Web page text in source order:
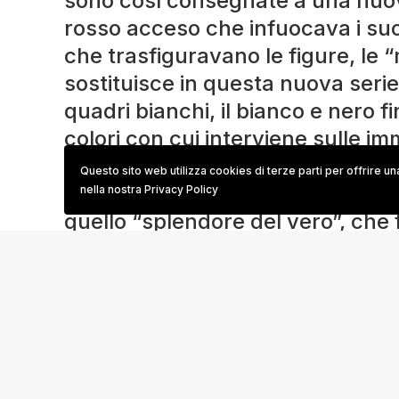
rosso acceso che infuocava i
che trasfiguravano le figure, le
sostituisce in questa nuova
quadri bianchi, il bianco e nero
colori con cui interviene sulle
alla contingenza, donando loro
permette all’artista di far
quello “splendore del vero”,
Questo sito web utilizza cookies di terze parti per offrire
nella nostra Privacy Policy